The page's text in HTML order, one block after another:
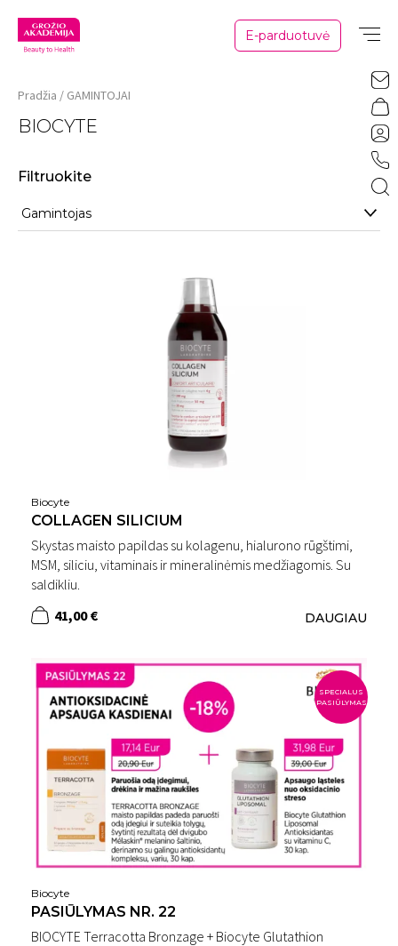
E-parduotuvė
Pradžia GAMINTOJAI
BIOCYTE
Filtruokite
Gamintojas
Biocyte
COLLAGEN SILICIUM
Skystas maisto papildas su kolagenu, hialurono rūgštimi,
MSM, siliciu, vitaminais ir mineralinėmis medžiagomis. Su
saldikliu.
41,00 €
DAUGIAU
SPECIALUS
PASIŪLYMAS
Biocyte
PASIŪLYMAS NR. 22
BIOCYTE Terracotta Bronzage + Biocyte Glutathion